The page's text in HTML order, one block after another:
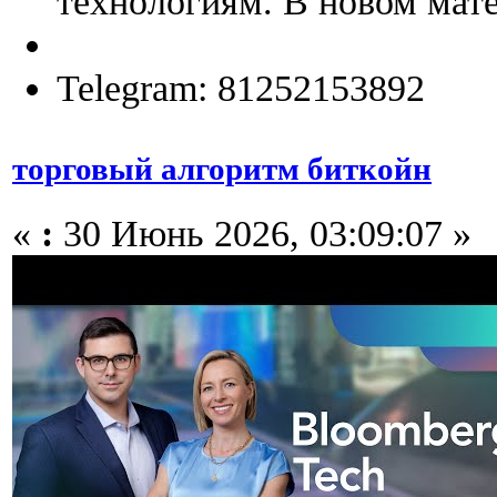
Telegram: 81252153892
торговый алгоритм биткойн
« : 30 Июнь 2026, 03:09:07 »